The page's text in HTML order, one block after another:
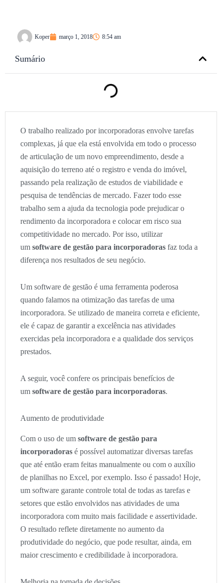
Koper março 1, 2018 8:54 am
Sumário
O trabalho realizado por incorporadoras envolve tarefas
complexas, já que ela está envolvida em todo o processo
de articulação de um novo empreendimento, desde a
aquisição do terreno até o registro e venda do imóvel,
passando pela realização de estudos de viabilidade e
pesquisa de tendências de mercado. Fazer todo esse
trabalho sem a ajuda da tecnologia pode prejudicar o
rendimento da incorporadora e colocar em risco sua
competitividade no mercado. Por isso, utilizar
um software de gestão para incorporadoras faz toda a
diferença nos resultados de seu negócio.
Um software de gestão é uma ferramenta poderosa
quando falamos na otimização das tarefas de uma
incorporadora. Se utilizado de maneira correta e eficiente,
ele é capaz de garantir a excelência nas atividades
exercidas pela incorporadora e a qualidade dos serviços
prestados.
A seguir, você confere os principais benefícios de
um software de gestão para incorporadoras.
Aumento de produtividade
Com o uso de um software de gestão para
incorporadoras é possível automatizar diversas tarefas
que até então eram feitas manualmente ou com o auxílio
de planilhas no Excel, por exemplo. Isso é passado! Hoje,
um software garante controle total de todas as tarefas e
setores que estão envolvidos nas atividades de uma
incorporadora com muito mais facilidade e assertividade.
O resultado reflete diretamente no aumento da
produtividade do negócio, que pode resultar, ainda, em
maior crescimento e credibilidade à incorporadora.